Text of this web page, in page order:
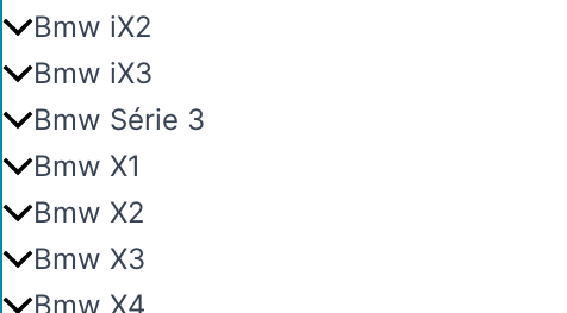
Bmw iX2
Bmw iX3
Bmw Série 3
Bmw X1
Bmw X2
Bmw X3
Bmw X4